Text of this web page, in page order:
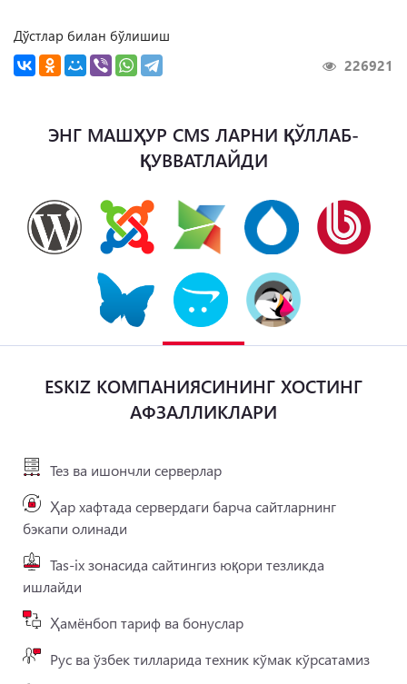
Дўстлар билан бўлишиш
226921
ЭНГ МАШҲУР CMS ЛАРНИ ҚЎЛЛАБ-
ҚУВВАТЛАЙДИ
ESKIZ КОМПАНИЯСИНИНГ ХОСТИНГ
АФЗАЛЛИКЛАРИ
Тез ва ишончли серверлар
Ҳар хафтада сервердаги барча сайтларнинг
бэкапи олинади
Tas-ix зонасида сайтингиз юқори тезликда
ишлайди
Ҳамёнбоп тариф ва бонуслар
Рус ва ўзбек тилларида техник кўмак кўрсатамиз